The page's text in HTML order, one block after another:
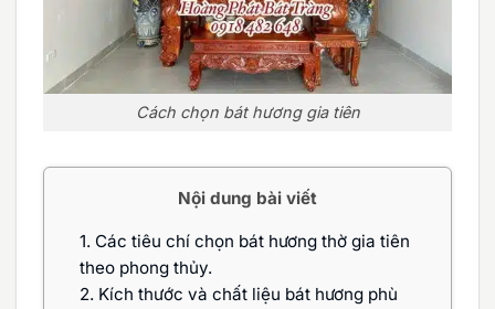
Cách chọn bát hương gia tiên
Nội dung bài viết
1. Các tiêu chí chọn bát hương thờ gia tiên
theo phong thủy.
2. Kích thước và chất liệu bát hương phù